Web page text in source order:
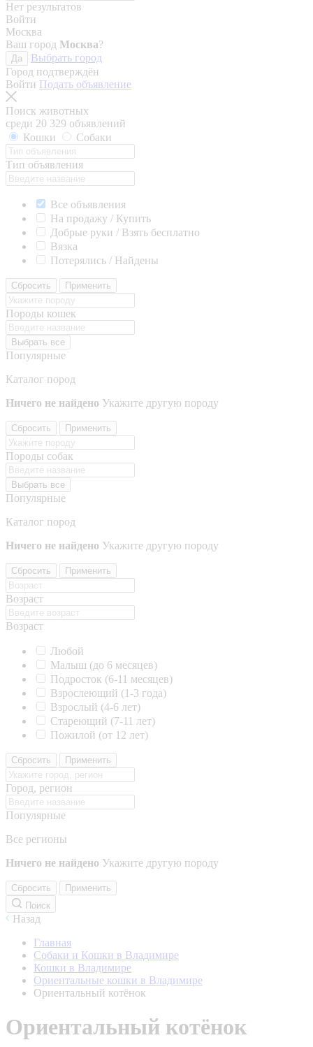
Нет результатов
Войти
Москва
Ваш город Москва?
Да
Выбрать город
Город подтверждён
Войти Подать объявление
Поиск животных
среди 20 329 объявлений
Кошки
Собаки
Тип объявления
Все объявления
На продажу / Купить
Добрые руки / Взять бесплатно
Вязка
Потерялись / Найдены
Сбросить Применить
Породы кошек
Выбрать все
Популярные
Каталог пород
Ничего не найдено Укажите другую породу
Сбросить Применить
Породы собак
Выбрать все
Популярные
Каталог пород
Ничего не найдено Укажите другую породу
Сбросить Применить
Возраст
Возраст
Любой
Малыш (до 6 месяцев)
Подросток (6-11 месяцев)
Взрослеющий (1-3 года)
Взрослый (4-6 лет)
Стареющий (7-11 лет)
Пожилой (от 12 лет)
Сбросить Применить
Город, регион
Популярные
Все регионы
Ничего не найдено Укажите другую породу
Сбросить
Применить
Поиск
Назад
Главная
Собаки и Кошки в Владимире
Кошки в Владимире
Ориентальные кошки в Владимире
Ориентальный котёнок
Ориентальный котёнок